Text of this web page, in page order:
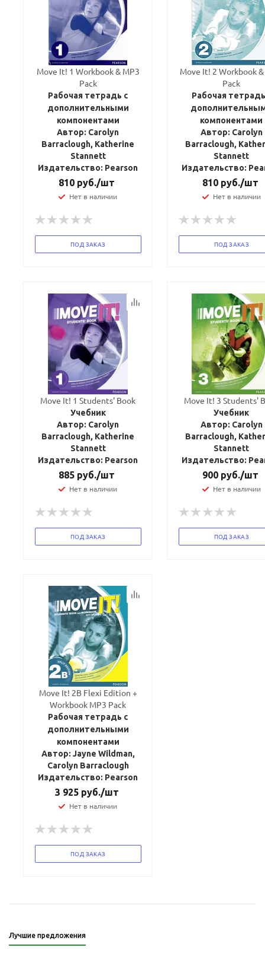
Move It! 1 Workbook & MP3
Pack
Рабочая тетрадь с
дополнительными
компонентами
Автор: Carolyn
Barraclough, Katherine
Stannett
Издательство: Pearson
810 руб./шт
Нет в наличии
ПОД ЗАКАЗ
Move It! 2 Workbook
Pack
Рабочая
компонентами
Автор: Carolyn
Barraclough,
Stannett
Издательство:
810руб./шт
Нет в наличии
ПОД ЗАКАЗ
Move It! 1 Students' Book
Учебник
Автор: Carolyn
Barraclough, Katherine
Stannett
Издательство: Pearson
885 руб./шт
Нет в наличии
ПОД ЗАКАЗ
Move It! 3 Students'
Учебник
Автор: Carolyn
Barraclough,
Stannett
Издательство:
900руб./шт
Нет в наличии
ПОД ЗАКАЗ
Move It! 2B Flexi Edition +
Workbook MP3 Pack
Рабочая тетрадь с
дополнительными
компонентами
Автор: Jayne Wildman,
Carolyn Barraclough
Издательство: Pearson
3 925руб./шт
Нет в наличии
ПОД ЗАКАЗ
Лучшие предложения